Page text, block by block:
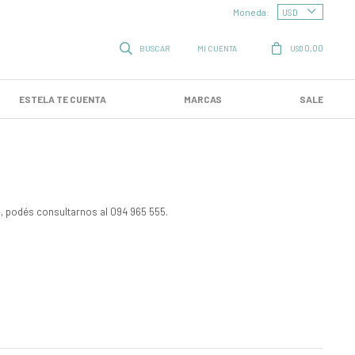
ESTELA TE CUENTA MARCAS SALE
USD 0,00
Moneda:
podés consultarnos al 094 965 555.